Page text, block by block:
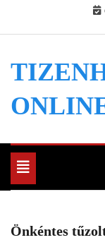
Toggle
navigation
Önkéntes